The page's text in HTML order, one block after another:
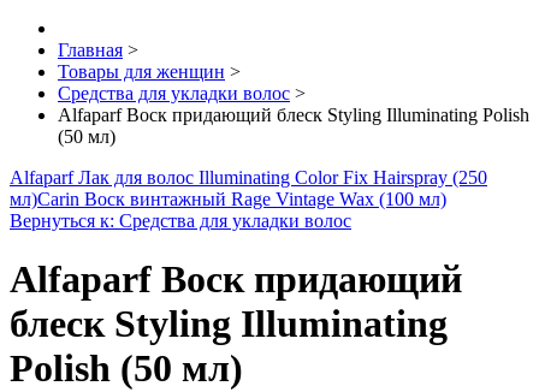
Главная >
Товары для женщин >
Средства для укладки волос >
Alfaparf Воск придающий блеск Styling Illuminating Polish
(50 мл)
Alfaparf Лак для волос Illuminating Color Fix Hairspray (250
мл)Carin Воск винтажный Rage Vintage Wax (100 мл)
Вернуться к: Средства для укладки волос
Alfaparf Воск придающий
блеск Styling Illuminating
Polish (50 мл)